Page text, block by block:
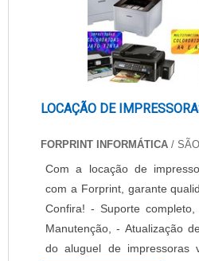
LOCAÇÃO DE
FORPRINT INFORMÁTICA /
Com a locação de
com a Forprint, garante
Confira! - Suporte completo, - Configuração, -
Manutenção, - Atualização de
do aluguel de impressoras